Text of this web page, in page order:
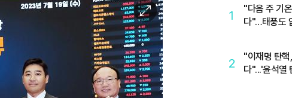
이
미
지
확
대
1
"다음 주 기
다"…태풍도
2
"이재명 탄
다"...'윤석열